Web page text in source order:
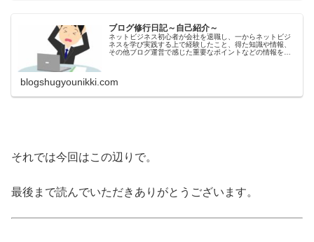
ブログ修行日記～自己紹介～
ネットビジネス初心者が会社を退職し、一からネットビジ
ネスを学び実践する上で経験したこと、得た知識や情報、
その他ブログ運営で感じた重要なポイントなどの情報を発
blogshugyounikki.com
それでは今回はこの辺りで。
最後まで読んでいただきありがとうございます。